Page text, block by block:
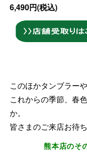
6,490円(税込)
このほかタンブラー
これからの季節、春
か。
皆さまのご来店お待ち
熊本店のそ